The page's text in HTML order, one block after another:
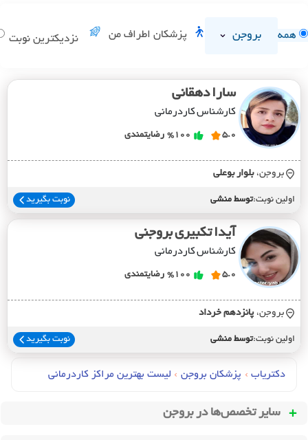
همه بروجن پزشکان اطراف من نزدیکترین نوبت
سارا دهقانی
کارشناس کاردرمانی
5.0
%100 رضایتمندی
بروجن، بلوار بوعلي
اولین نوبت:توسط منشی نوبت بگیرید
آیدا تکبیری بروجنی
کارشناس کاردرمانی
5.0
%100 رضایتمندی
بروجن، پانزدهم خرداد
اولین نوبت:توسط منشی نوبت بگیرید
دکتریاب › پزشکان بروجن › لیست بهترین مراکز کاردرمانی
سایر تخصص‌ها دربروجن